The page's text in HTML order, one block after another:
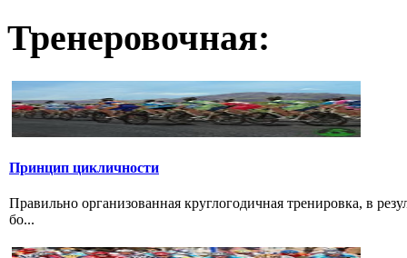
Тренеровочная:
Принцип цикличности
Правильно организованная круглогодичная тренировка, в
бо...